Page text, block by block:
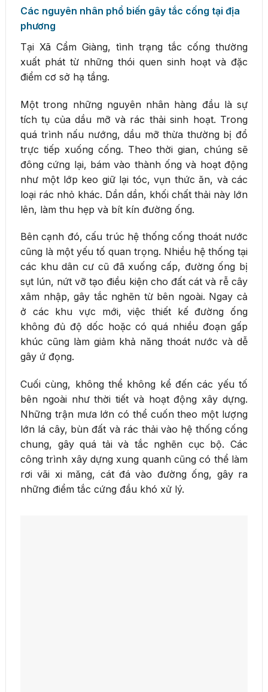
Các nguyên nhân phổ biến gây tắc cống tại địa
phương
Tại Xã Cẩm Giàng, tình trạng tắc cống thường
xuất phát từ những thói quen sinh hoạt và đặc
điểm cơ sở hạ tầng.
Một trong những nguyên nhân hàng đầu là sự
tích tụ của dầu mỡ và rác thải sinh hoạt. Trong
quá trình nấu nướng, dầu mỡ thừa thường bị đổ
trực tiếp xuống cống. Theo thời gian, chúng sẽ
đông cứng lại, bám vào thành ống và hoạt động
như một lớp keo giữ lại tóc, vụn thức ăn, và các
loại rác nhỏ khác. Dần dần, khối chất thải này lớn
lên, làm thu hẹp và bít kín đường ống.
Bên cạnh đó, cấu trúc hệ thống cống thoát nước
cũng là một yếu tố quan trọng. Nhiều hệ thống tại
các khu dân cư cũ đã xuống cấp, đường ống bị
sụt lún, nứt vỡ tạo điều kiện cho đất cát và rễ cây
xâm nhập, gây tắc nghẽn từ bên ngoài. Ngay cả
ở các khu vực mới, việc thiết kế đường ống
không đủ độ dốc hoặc có quá nhiều đoạn gấp
khúc cũng làm giảm khả năng thoát nước và dễ
gây ứ đọng.
Cuối cùng, không thể không kể đến các yếu tố
bên ngoài như thời tiết và hoạt động xây dựng.
Những trận mưa lớn có thể cuốn theo một lượng
lớn lá cây, bùn đất và rác thải vào hệ thống cống
chung, gây quá tải và tắc nghẽn cục bộ. Các
công trình xây dựng xung quanh cũng có thể làm
rơi vãi xi măng, cát đá vào đường ống, gây ra
những điểm tắc cứng đầu khó xử lý.